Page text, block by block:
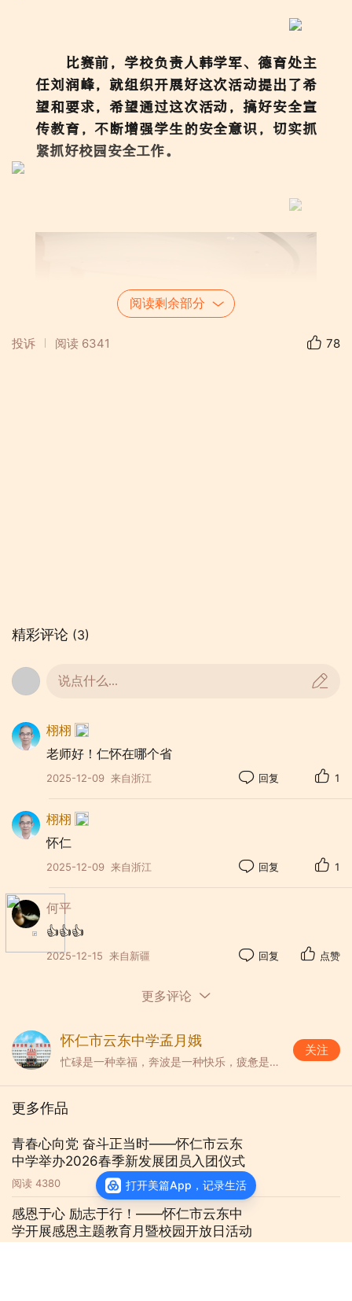
比赛前，学校负责人韩学军、德育处主
任刘润峰，就组织开展好这次活动提出了希
望和要求，希望通过这次活动，搞好安全宣
传教育，不断增强学生的安全意识，切实抓
紧抓好校园安全工作。
题，从消防安全到交通安全，从用电安全到
溺水安全，从食品安全到网络安全，以及杜
绝校园欺凌方面，或激昂澎湃、或娓娓道
来，既有对安全知识的精准解读，也有对校
园安全责任的深刻思考，充分展现了他们对
通途” “步步小心，平平安安” “平安是
金，平安是福” ，尤其是朱晨同学在演讲中
命，因为世界很大、世界很美，我们得去走
安的祝福，引起现场师生的共鸣和感动。
由德育处主任助理苗建梅和闫红艳等几
阅读剩余部分
投诉 阅读 6341 78
精彩评论 (3)
说点什么...
栩栩
老师好！仁怀在哪个省
2025-12-09 来自浙江 回复 1
栩栩
怀仁
2025-12-09 来自浙江 回复 1
何平
👍👍👍
2025-12-15 来自新疆 回复 点赞
更多评论
怀仁市云东中学孟月娥
忙碌是一种幸福，奔波是一种快乐，疲惫是一种享受!
关注
更多作品
青春心向党 奋斗正当时——怀仁市云东
中学举办2026春季新发展团员入团仪式
阅读 4380
感恩于心 励志于行！——怀仁市云东中
学开展感恩主题教育月暨校园开放日活动
打开美篇App，记录生活